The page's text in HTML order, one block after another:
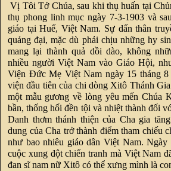
Vị Tôi Tớ Chúa, sau khi thụ huấn tại
thụ phong linh mục ngày 7-3-1903 và
giáo tại Huế, Việt Nam. Sự dấn thân
quảng đại, mặc dù phải chịu những hy
mang lại thành quả dồi dào, không
nhiều người Việt Nam vào Giáo Hội,
Viện Đức Mẹ Việt Nam ngày 15 tháng
viện đầu tiên của chi dòng Xitô Thánh
một mẫu gương về lòng yêu mến Chúa
bần, thống hối đền tội và nhiệt thành đối
Danh thơm thánh thiện của Cha gia
dung của Cha trở thành điểm tham chiếu
như bao nhiêu giáo dân Việt Nam. Ngày
cuộc xung đột chiến tranh mà Việt Nam
đan sĩ nam nữ Xitô có thể xưng mình là